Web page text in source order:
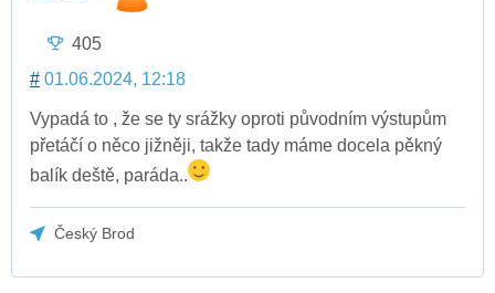
405
# 01.06.2024, 12:18
Vypadá to , že se ty srážky oproti původním výstupům
přetáčí o něco jižněji, takže tady máme docela pěkný
balík deště, paráda..
Český Brod